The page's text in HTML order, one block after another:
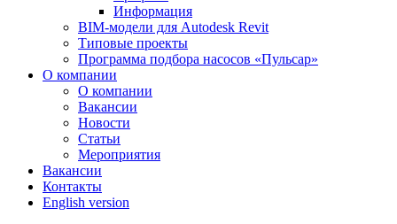
Информация
BIM-модели для Autodesk Revit
Типовые проекты
Программа подбора насосов «Пульсар»
О компании
О компании
Вакансии
Новости
Статьи
Мероприятия
Вакансии
Контакты
English version